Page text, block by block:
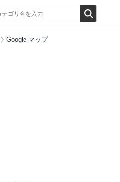
Google マップ